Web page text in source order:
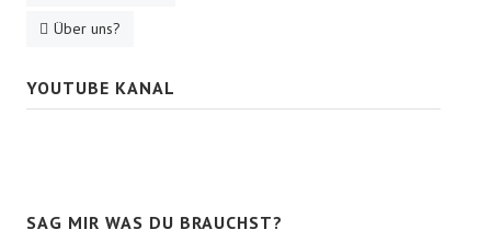
Über uns?
YOUTUBE KANAL
SAG MIR WAS DU BRAUCHST?